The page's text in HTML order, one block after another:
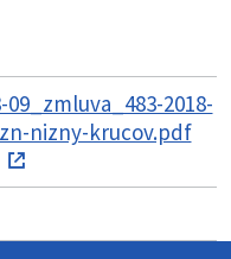
09_zmluva_483-2018-
nizny-krucov.pdf